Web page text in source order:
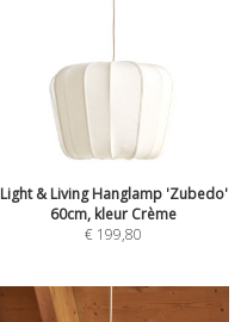
Light & Living Hanglamp 'Zubedo'
60cm, kleur Crème
€ 199,80